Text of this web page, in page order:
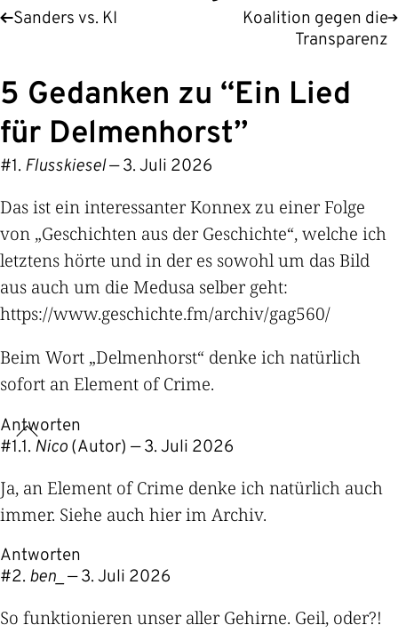
Sanders vs. KI
Koalition gegen die
Transparenz
5 Gedanken zu “Ein Lied
für Delmenhorst”
# Flusskiesel—3. Juli 2026
Das ist ein interessanter Konnex zu einer Folge
von „Geschichten aus der Geschichte“, welche ich
letztens hörte und in der es sowohl um das Bild
aus auch um die Medusa selber geht:
https://www.geschichte.fm/archiv/gag560/
Beim Wort „Delmenhorst“ denke ich natürlich
sofort an Element of Crime.
Antworten
#
Nico (Autor) —3. Juli 2026
Ja, an Element of Crime denke ich natürlich auch
immer. Siehe auchhier im Archiv.
Antworten
#
ben_ —3. Juli 2026
So funktionieren unser aller Gehirne. Geil, oder?!